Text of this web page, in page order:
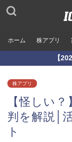
ホーム 株アプリ
【
株アプリ
【怪しい
判を解説│
ト